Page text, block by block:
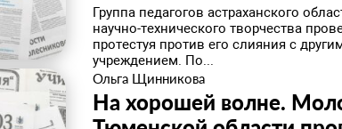
Группа педагогов астраханского
научно-технического творчества
протестуя против его слияния с
учреждением. По...
Ольга Щинникова
На хорошей волне.